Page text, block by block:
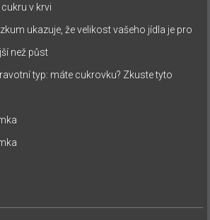
v krvi
ukazuje, že velikost vašeho jídla je pro
než půst
typ: máte cukrovku? Zkuste tyto